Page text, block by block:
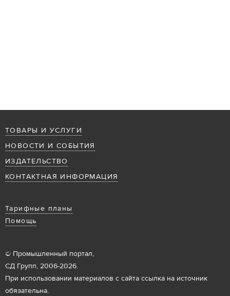
ТОВАРЫ И УСЛУГИ
НОВОСТИ И СОБЫТИЯ
ИЗДАТЕЛЬСТВО
КОНТАКТНАЯ ИНФОРМАЦИЯ
Тарифные планы
Помощь
© Промышленный портал,
СД Групп, 2006-2026.
При использовании материалов с сайта ссылка на источник
обязательна.